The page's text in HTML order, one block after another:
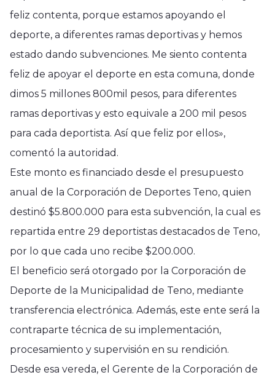
feliz contenta, porque estamos apoyando el
deporte, a diferentes ramas deportivas y hemos
estado dando subvenciones. Me siento contenta
feliz de apoyar el deporte en esta comuna, donde
dimos 5 millones 800mil pesos, para diferentes
ramas deportivas y esto equivale a 200 mil pesos
para cada deportista. Así que feliz por ellos»,
comentó la autoridad.
Este monto es financiado desde el presupuesto
anual de la Corporación de Deportes Teno, quien
destinó $5.800.000 para esta subvención, la cual es
repartida entre 29 deportistas destacados de Teno,
por lo que cada uno recibe $200.000.
El beneficio será otorgado por la Corporación de
Deporte de la Municipalidad de Teno, mediante
transferencia electrónica. Además, este ente será la
contraparte técnica de su implementación,
procesamiento y supervisión en su rendición.
Desde esa vereda, el Gerente de la Corporación de